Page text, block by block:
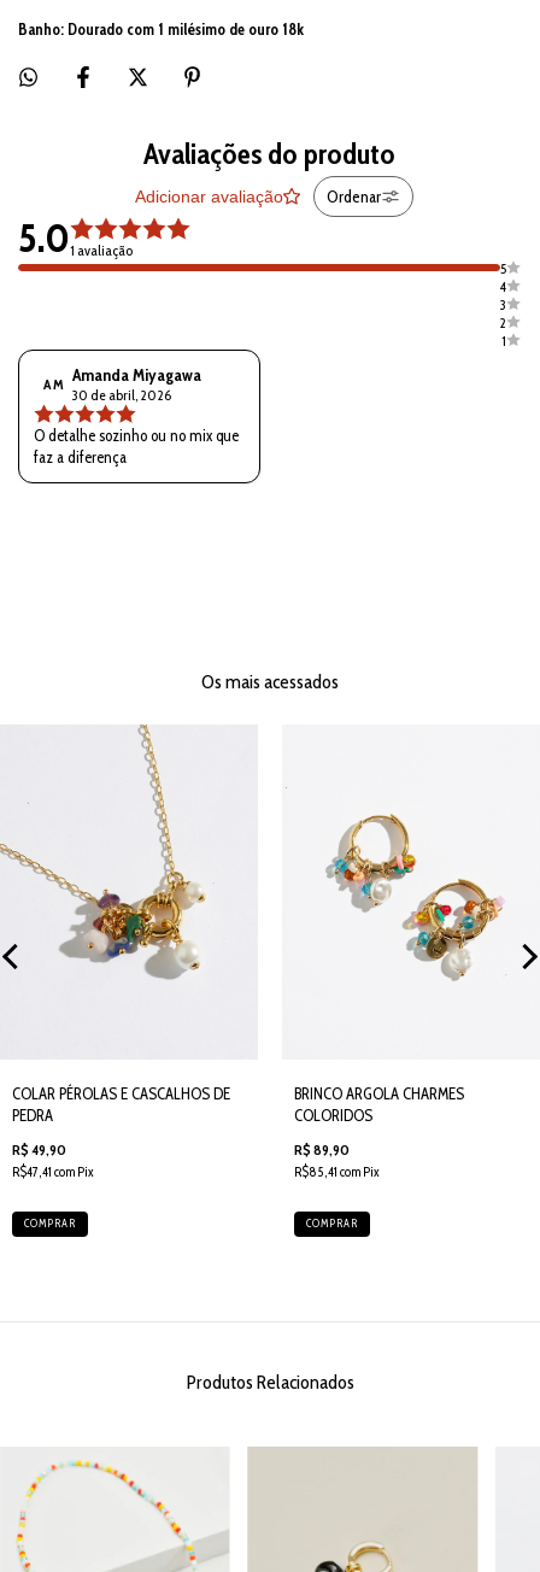
Banho: Dourado com 1 milésimo de ouro 18k
Avaliações do produto
Adicionar avaliação Ordenar
5.01 avaliação
5
4
3
2
1
A M Amanda Miyagawa
30 de abril, 2026
O detalhe sozinho ou no mix que
faz a diferença
Os mais acessados
COLAR PÉROLAS E CASCALHOS DE
PEDRA
R$ 49,90
R$47,41 com Pix
COMPRAR
BRINCO ARGOLA CHARMES
COLORIDOS
R$ 89,90
R$85,41 com Pix
COMPRAR
Produtos Relacionados